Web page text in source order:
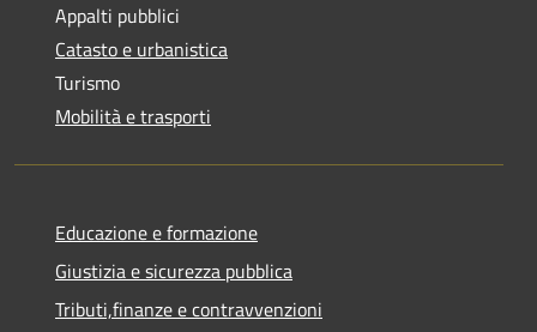
Appalti pubblici
Catasto e urbanistica
Turismo
Mobilità e trasporti
Educazione e formazione
Giustizia e sicurezza pubblica
Tributi,finanze e contravvenzioni